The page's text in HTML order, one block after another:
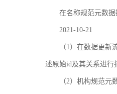
在名称规范元数
2021-10-21
（1）在数据更
述原始id及其关系进行
（2）机构规范元